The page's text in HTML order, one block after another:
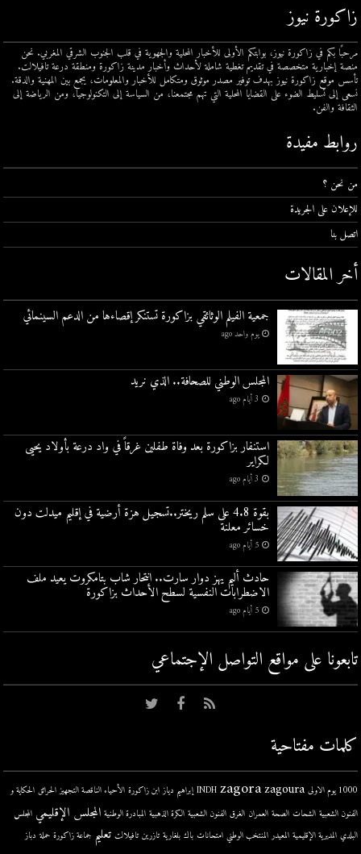
زاكورة نيوز
مرحبًا بكم في زاكورة نيوز، بوابتكم الأولى للأخبار المحلية والجهوية في قلب الجنوب الشرقي المغربي. نحن
منصة إخبارية متخصصة في تقديم تغطية شاملة لأحداث وأخبار مدينة زاكورة ومنطقة درعة تافيلالت.
تأسس موقع زاكورة نيوز بهدف توفير مصدر موثوق ومتكامل للأخبار والمعلومات، يجمع بين المهنية والدقة.
نسعى إلى تسليط الضوء على القضايا المحلية التي تهم مجتمعنا، من السياسة إلى التكنولوجيا، ومن الرياضة إلى
الثقافة والفن.
روابط مفيدة
من نحن ؟
للإعلان على الجريدة
اتصل بنا
أخر المقالات
جمعية الفيلم الوثائقي بزاكورة تستنكر إقصاءها من الدعم السينمائي
يوم واحد ago
المجلس الوطني للصحافة.. الذي نريد
3 أيام ago
استنفار بزاكورة بعد وفاة طفلين غرقاً في واد درعة بأولاد يحيى
لكراير
3 أيام ago
بقوة 4.8 على سلم ريختر..تسجيل هزة أرضية في إقليم ميدلت دون
خسائر معلنة
5 أيام ago
حادث أليم يهز دوار سارت.. انتحار شاب بتامكروت يعيد ملف
الاضطرابات النفسية لسطح الأحداث بزاكورة
5 أيام ago
تابعونا على مواقع التواصل اﻹجتماعي
كلمات مفتاحية
1000 يوم الاولى INDH zagora zagoura إبراهيم دياز ابن زاكورة الأحياء الناقصة التجهيز الحرائق الحكاية و
الفنون الشعبية الشحات الصحة العمران الغرق الفنون الشعبية الكرة الذهبية المبادرة الوطنية المجلس الإقليمي المجلس
البلدي المديرية الإقليمية المعيدر المنتخب الوطني امتحانات باك بلغارية تازرين تافيلالت تعليم جماعة زاكورة حملة دباز